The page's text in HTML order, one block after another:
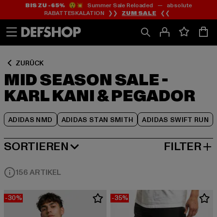
Zum
Inhalt
springen
Zum
Fußzeile
springen
BIS ZU -65%😲💥 Summer Sale Reloaded — absolute
RABATTESKALATION ❯❯ ZUM SALE ❮❮
ZURÜCK
MID SEASON SALE -
KARL KANI & PEGADOR
ADIDAS NMD ADIDAS STAN SMITH ADIDAS SWIFT RUN
Zum
Produktraster
springen
SORTIEREN
BELIEBTESTE FILTER
156 ARTIKEL
-30% -35%